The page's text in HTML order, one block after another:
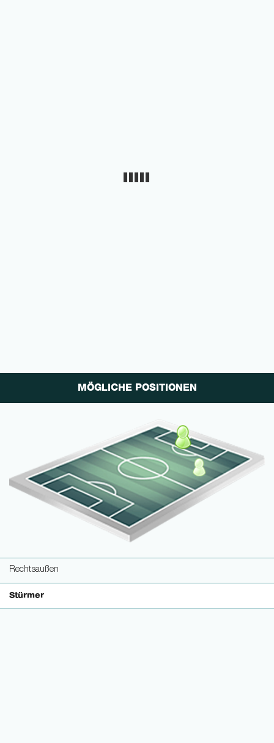
MÖGLICHE POSITIONEN
Rechtsaußen
Stürmer